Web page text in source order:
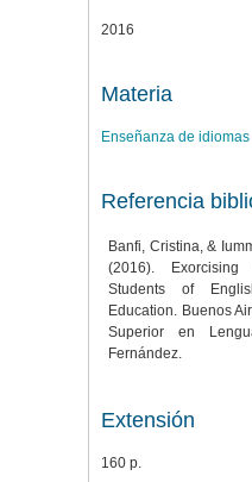
2016
Materia
Enseñanza de idiomas
Referencia
Banfi, Cristina, &
(2016).
Students of
Education. Buenos
Superior en
Fernández.
Extensión
160 p.